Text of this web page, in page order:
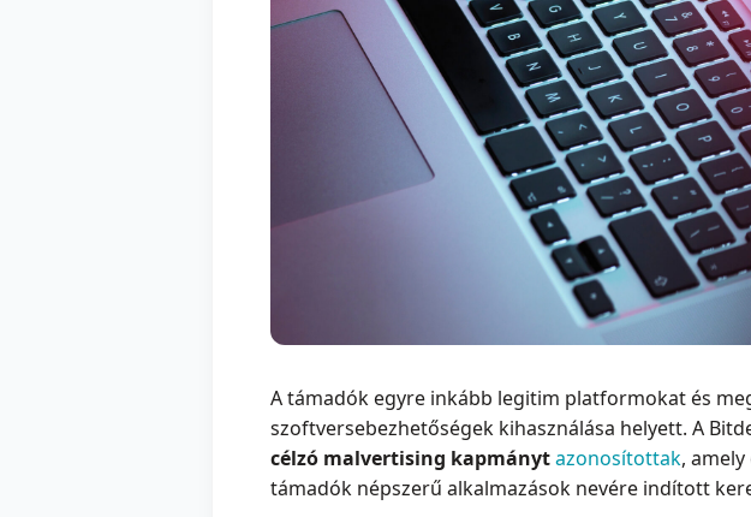
A támadók egyre inkább legitim platformokat és
szoftversebezhetőségek kihasználása helyett. A
célzó malvertising kapmánytazonosítottak,
támadók népszerű alkalmazások nevére indított